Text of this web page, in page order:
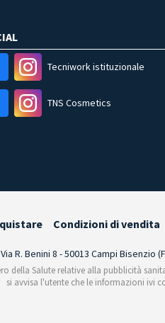
Tecniwork istituzionale
TNS Cosmetics
Condizioni di vendita
R. Benini 8 - 50013 Campi Bisenzio
della Salute relative alla pubblicità
si avvisa l'utente che le informazioni ivi